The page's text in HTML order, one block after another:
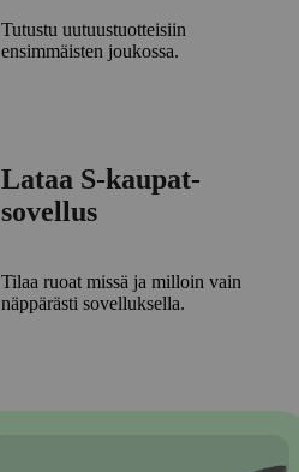
Tutustu uutuustuotteisiin
ensimmäisten joukossa.
Lataa S-kaupat-
sovellus
Tilaa ruoat missä ja milloin vain
näppärästi sovelluksella.